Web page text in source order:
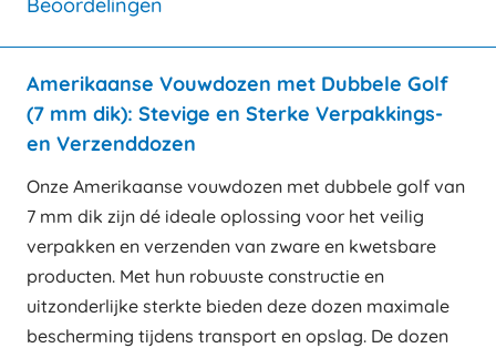
Amerikaanse Vouwdozen met Dubbele Golf
(7 mm dik): Stevige en Sterke Verpakkings-
en Verzenddozen
Onze Amerikaanse vouwdozen met dubbele golf van
7 mm dik zijn dé ideale oplossing voor het veilig
verpakken en verzenden van zware en kwetsbare
producten. Met hun robuuste constructie en
uitzonderlijke sterkte bieden deze dozen maximale
bescherming tijdens transport en opslag. De dozen